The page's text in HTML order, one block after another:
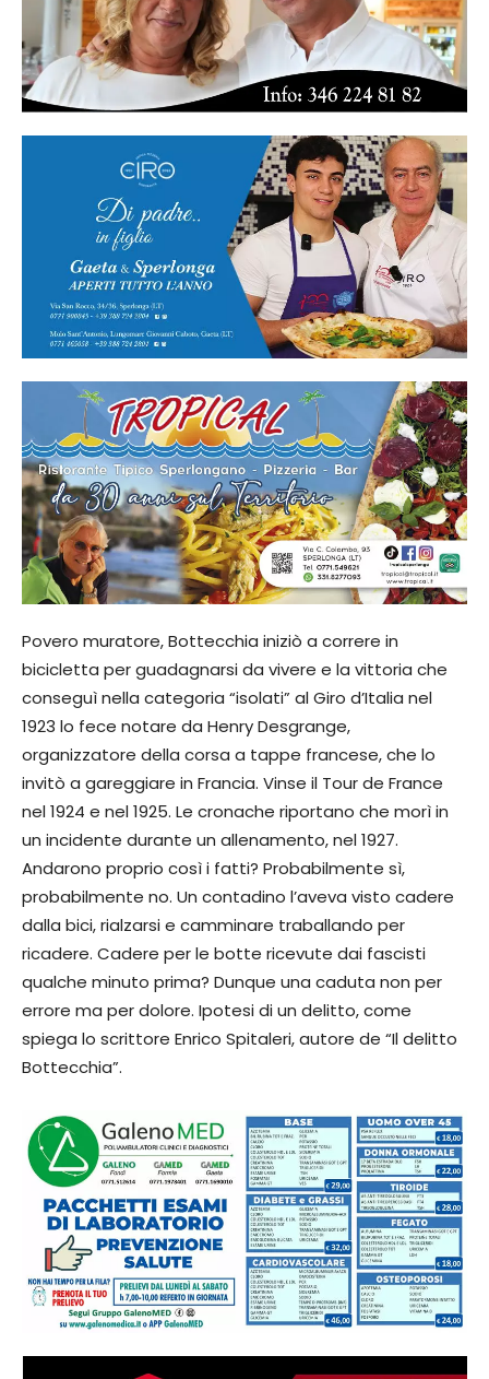
Povero muratore, Bottecchia iniziò a correre in
bicicletta per guadagnarsi da vivere e la vittoria che
conseguì nella categoria “isolati” al Giro d’Italia nel
1923 lo fece notare da Henry Desgrange,
organizzatore della corsa a tappe francese, che lo
invitò a gareggiare in Francia. Vinse il Tour de France
nel 1924 e nel 1925. Le cronache riportano che morì in
un incidente durante un allenamento, nel 1927.
Andarono proprio così i fatti? Probabilmente sì,
probabilmente no. Un contadino l’aveva visto cadere
dalla bici, rialzarsi e camminare traballando per
ricadere. Cadere per le botte ricevute dai fascisti
qualche minuto prima? Dunque una caduta non per
errore ma per dolore. Ipotesi di un delitto, come
spiega lo scrittore Enrico Spitaleri, autore de “Il delitto
Bottecchia”.